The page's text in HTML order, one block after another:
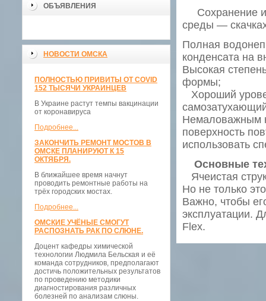
ОБЪЯВЛЕНИЯ
НОВОСТИ ОМСКА
ПОЛНОСТЬЮ ПРИВИТЫ ОТ COVID
152 ТЫСЯЧИ УКРАИНЦЕВ
В Украине растут темпы вакцинации
от коронавируса
Подробнее...
ЗАКОНЧИТЬ РЕМОНТ МОСТОВ В
ОМСКЕ ПЛАНИРУЮТ К 15
ОКТЯБРЯ.
В ближайшее время начнут
проводить ремонтные работы на
трёх городских мостах.
Подробнее...
ОМСКИЕ УЧЁНЫЕ СМОГУТ
РАСПОЗНАТЬ РАК ПО СЛЮНЕ.
Доцент кафедры химической
технологии Людмила Бельская и её
команда сотрудников, предполагают
достичь положительных результатов
по проведению методики
диагностирования различных
болезней по анализам слюны.
Сохранение
среды —
Полная
конденсата на
Высокая
формы;
Хороший
Немаловажным
поверхность
использовать
Основные
Ячеистая
Но не только
Важно, чтобы
эксплуатации.
Flex.